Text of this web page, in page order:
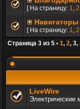
[ На страницу: 1, 2
[ На страницу: 1, 2
Страница 3 из 5 • 1, 2, 3,
LiveWire
Электрические